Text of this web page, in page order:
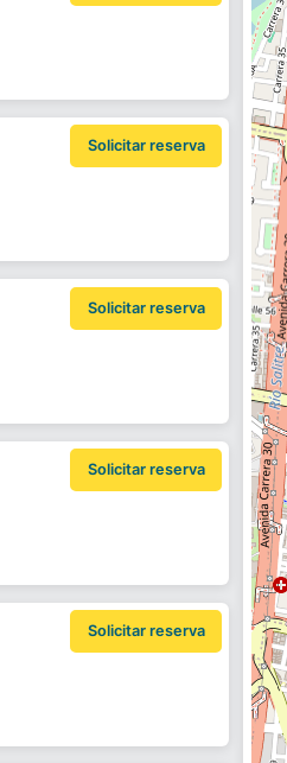
Solicitar reserva
Solicitar reserva
Solicitar reserva
Solicitar reserva